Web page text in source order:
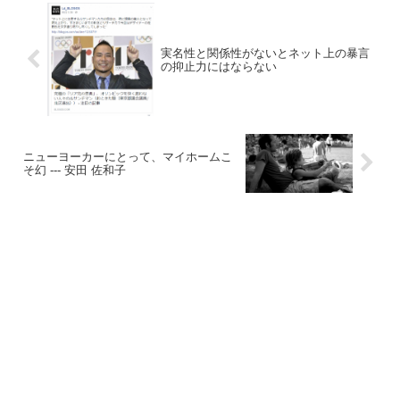
実名性と関係性がないとネット上の暴言
の抑止力にはならない
ニューヨーカーにとって、マイホームこ
そ幻 --- 安田 佐和子